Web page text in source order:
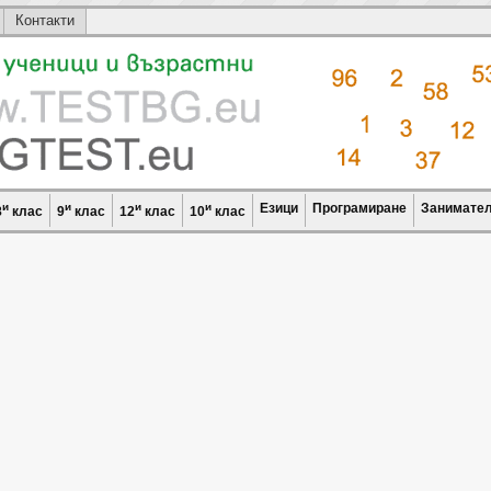
Контакти
и клас 9и клас 12и клас 10и клас Езици Програмиране